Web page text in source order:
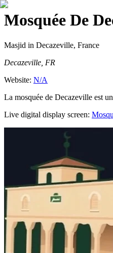
Mosquée De
Masjid in Decazeville, France
Decazeville, FR
Website: N/A
La mosquée de Decazeville est
Live digital display screen: